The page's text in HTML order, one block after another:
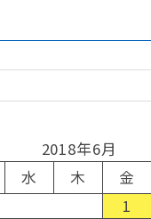
2018年6月
水 木 金
1